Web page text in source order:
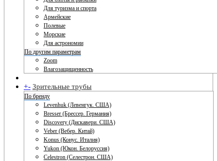
Для туризма и спорта
Армейские
Полевые
Морские
Для астрономии
По другим параметрам
Zoom
Влагозащищенность
+- Зрительные трубы
По бренду
Levenhuk (Левенгук. США)
Bresser (Брессер. Германия)
Discovery (Дискавери. США)
Veber (Вебер. Китай)
Konus (Конус. Италия)
Yukon (Юкон. Белоруссия)
Celestron (Селестрон. США)